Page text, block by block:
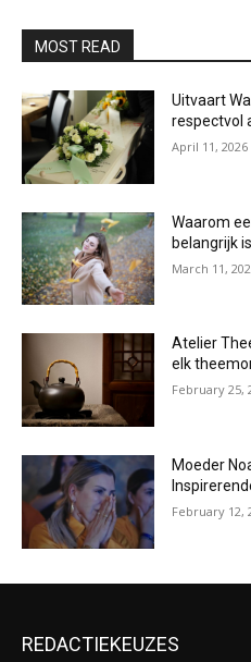
MOST READ
Uitvaart
respectvol
April 11, 2026
Waarom
belangrijk
March 11,
Atelier
elk
February 25,
Moeder
February 12,
REDACTIEKEUZES